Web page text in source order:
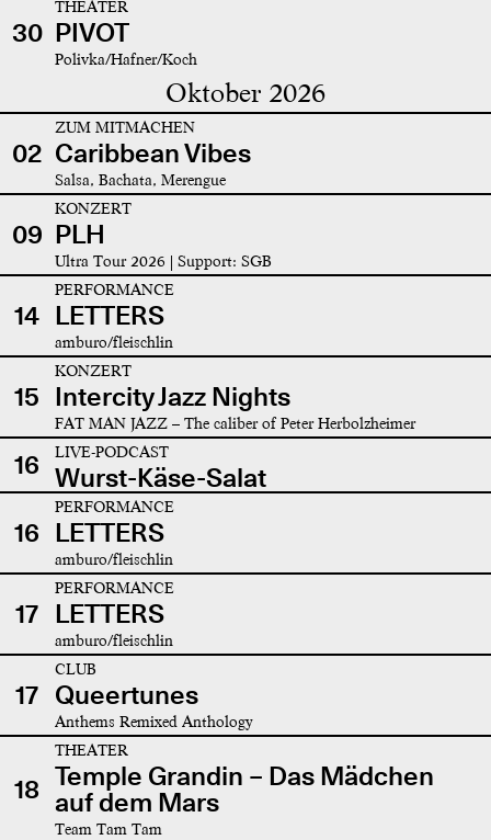
30
THEATER
PIVOT
Polivka/Hafner/Koch
Oktober 2026
02
ZUM MITMACHEN
Caribbean Vibes
Salsa, Bachata, Merengue
09
KONZERT
PLH
Ultra Tour 2026 | Support: SGB
14
PERFORMANCE
LETTERS
amburo/fleischlin
15
KONZERT
Intercity Jazz Nights
FAT MAN JAZZ – The caliber of Peter Herbolzheimer
16 LIVE-PODCAST
Wurst-Käse-Salat
16
PERFORMANCE
LETTERS
amburo/fleischlin
17
PERFORMANCE
LETTERS
amburo/fleischlin
17
CLUB
Queertunes
Anthems Remixed Anthology
18
THEATER
Temple Grandin – Das Mädchen
auf dem Mars
Team Tam Tam